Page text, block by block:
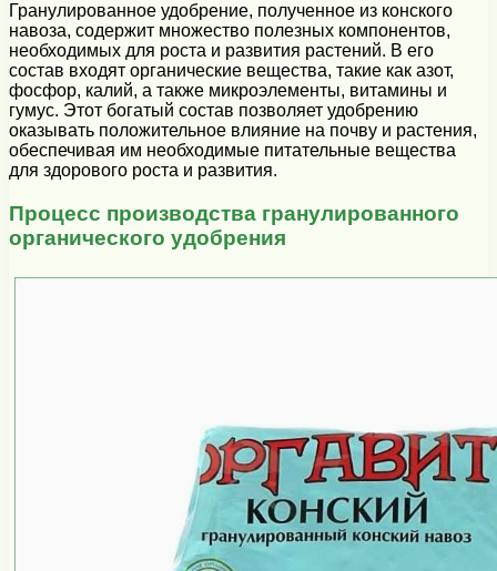
Гранулированное удобрение, полученное из конского
навоза, содержит множество полезных компонентов,
необходимых для роста и развития растений. В его
состав входят органические вещества, такие как азот,
фосфор, калий, а также микроэлементы, витамины и
гумус. Этот богатый состав позволяет удобрению
оказывать положительное влияние на почву и растения,
обеспечивая им необходимые питательные вещества
для здорового роста и развития.
Процесс производства гранулированного
органического удобрения